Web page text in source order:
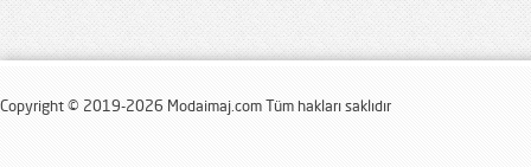
Copyright © 2019-2026 Modaimaj.com Tüm hakları saklıdır